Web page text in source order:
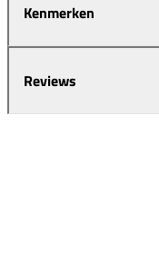
Kenmerken
Reviews